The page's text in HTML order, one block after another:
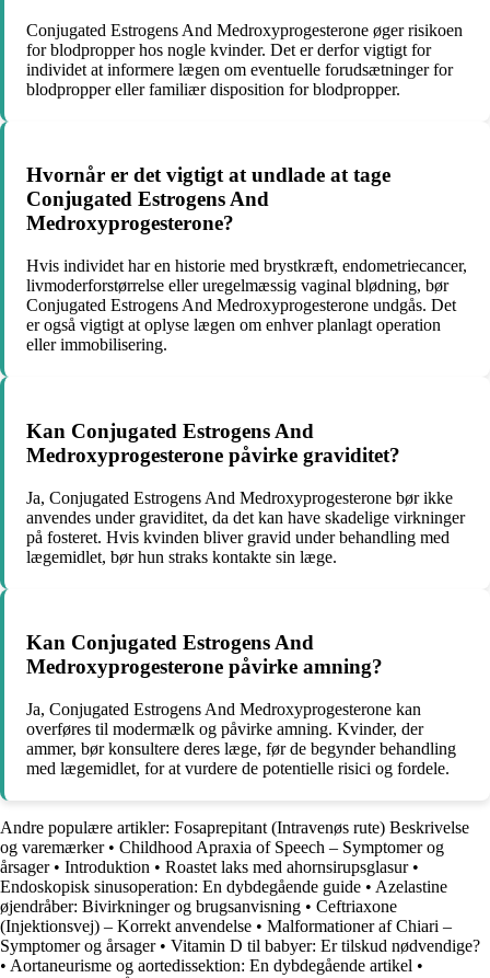
Conjugated Estrogens And Medroxyprogesterone øger risikoen
for blodpropper hos nogle kvinder. Det er derfor vigtigt for
individet at informere lægen om eventuelle forudsætninger for
blodpropper eller familiær disposition for blodpropper.
Hvornår er det vigtigt at undlade at tage
Conjugated Estrogens And
Medroxyprogesterone?
Hvis individet har en historie med brystkræft, endometriecancer,
livmoderforstørrelse eller uregelmæssig vaginal blødning, bør
Conjugated Estrogens And Medroxyprogesterone undgås. Det
er også vigtigt at oplyse lægen om enhver planlagt operation
eller immobilisering.
Kan Conjugated Estrogens And
Medroxyprogesterone påvirke graviditet?
Ja, Conjugated Estrogens And Medroxyprogesterone bør ikke
anvendes under graviditet, da det kan have skadelige virkninger
på fosteret. Hvis kvinden bliver gravid under behandling med
lægemidlet, bør hun straks kontakte sin læge.
Kan Conjugated Estrogens And
Medroxyprogesterone påvirke amning?
Ja, Conjugated Estrogens And Medroxyprogesterone kan
overføres til modermælk og påvirke amning. Kvinder, der
ammer, bør konsultere deres læge, før de begynder behandling
med lægemidlet, for at vurdere de potentielle risici og fordele.
Andre populære artikler: Fosaprepitant (Intravenøs rute) Beskrivelse
og varemærker• Childhood Apraxia of Speech – Symptomer og
årsager• Introduktion • Roastet laks med ahornsirupsglasur•
Endoskopisk sinusoperation: En dybdegående guide • Azelastine
øjendråber: Bivirkninger og brugsanvisning • Ceftriaxone
(Injektionsvej) – Korrekt anvendelse • Malformationer af Chiari –
Symptomer og årsager• Vitamin D til babyer: Er tilskud nødvendige?
• Aortaneurisme og aortedissektion: En dybdegående artikel •